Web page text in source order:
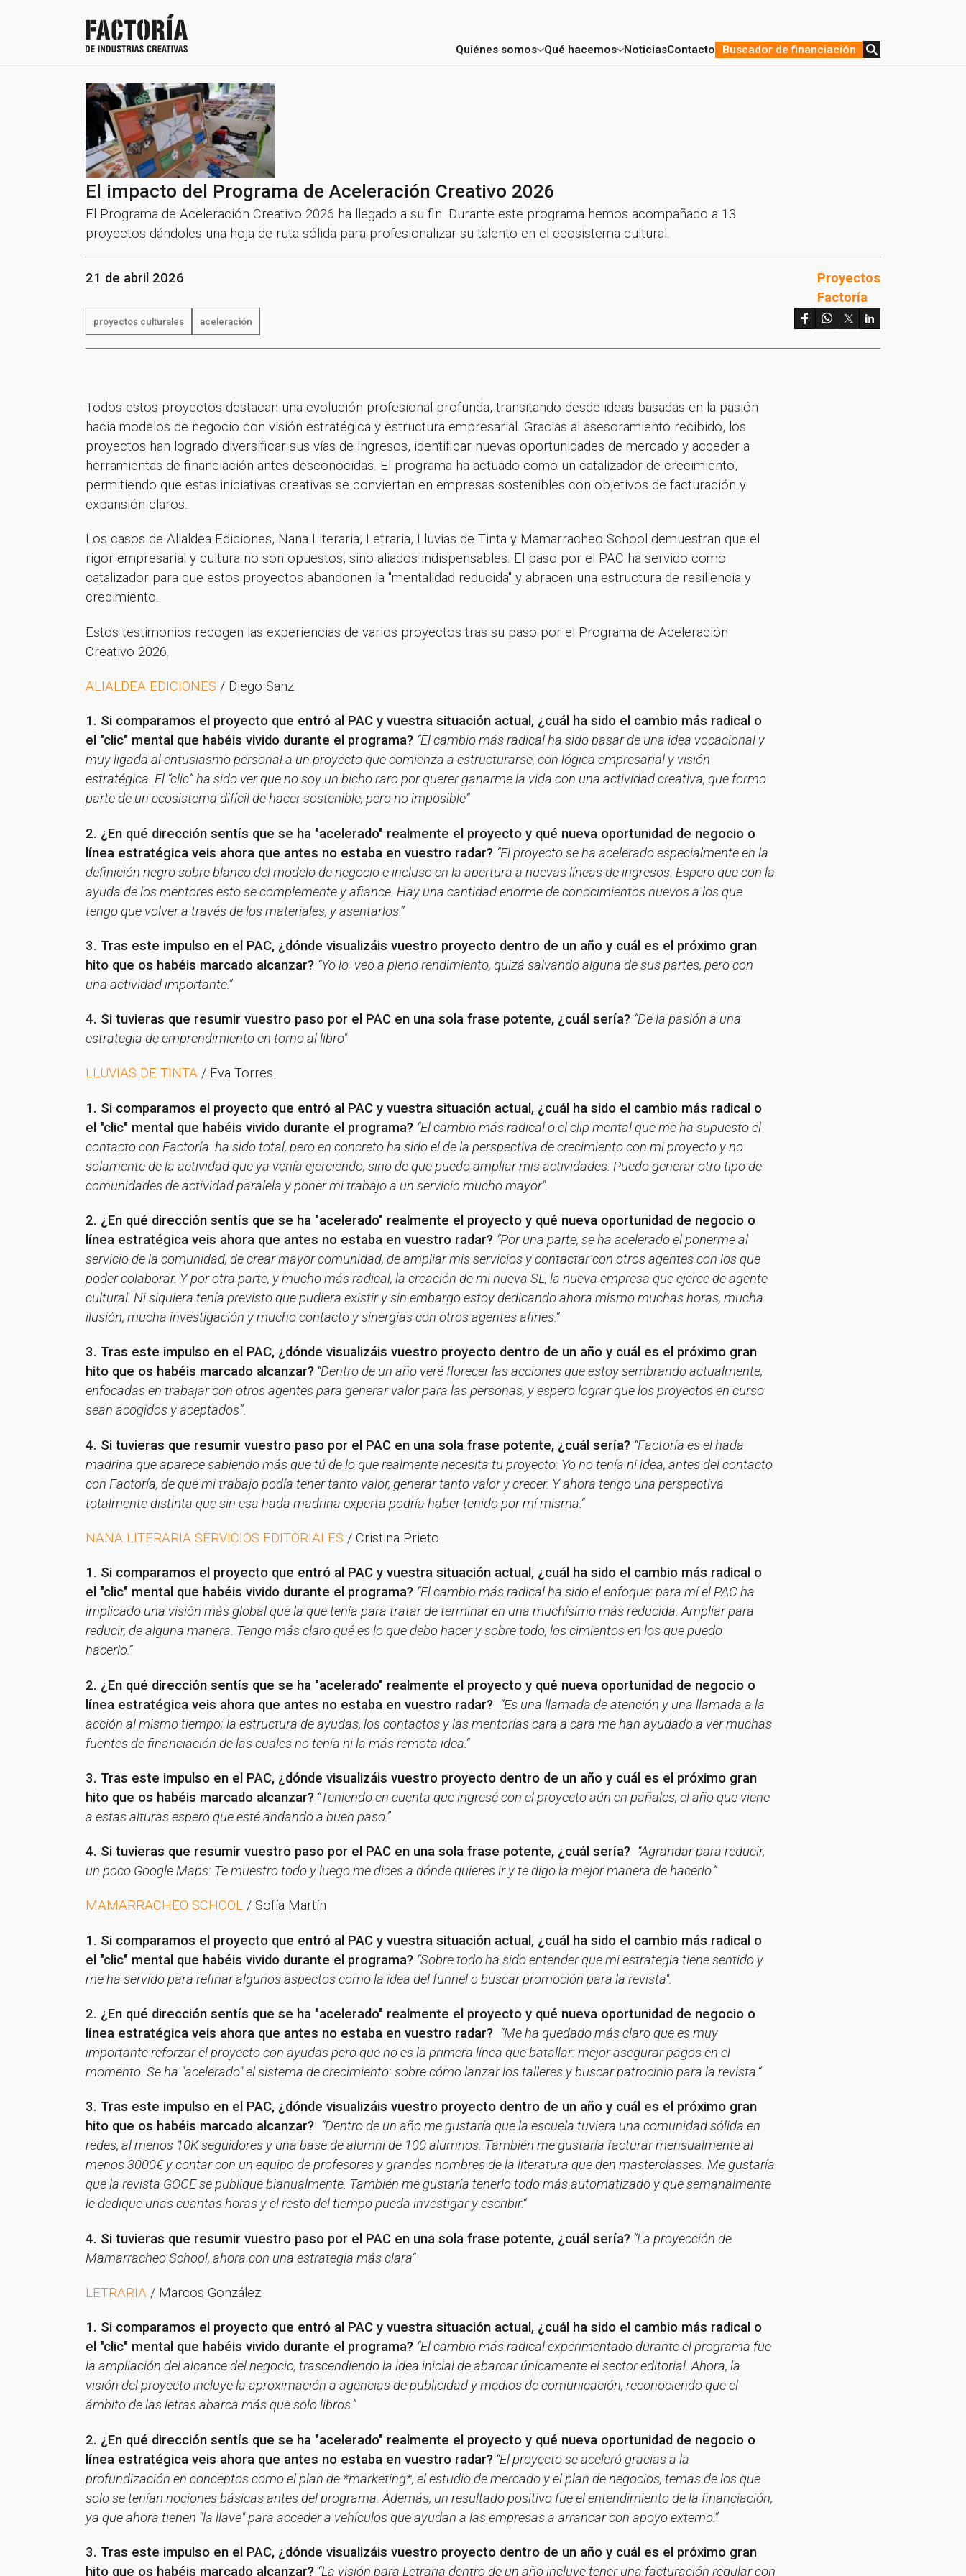
¡Gracias por suscribirte a nuestra newsletter!
¡Gracias por suscribirte a nuestra newsletter!
Quiénes somos
Entidades colaboradoras
Qué hacemos NoticiasContacto Buscador de financiación
El impacto del Programa de Aceleración Creativo 2026
El Programa de Aceleración Creativo 2026 ha llegado a su fin. Durante este programa hemos acompañado a 13
proyectos dándoles una hoja de ruta sólida para profesionalizar su talento en el ecosistema cultural.
21 de abril 2026
Proyectos
Factoría
proyectos culturales aceleración
Todos estos proyectos destacan una evolución profesional profunda, transitando desde ideas basadas en la pasión
hacia modelos de negocio con visión estratégica y estructura empresarial. Gracias al asesoramiento recibido, los
proyectos han logrado diversificar sus vías de ingresos, identificar nuevas oportunidades de mercado y acceder a
herramientas de financiación antes desconocidas. El programa ha actuado como un catalizador de crecimiento,
permitiendo que estas iniciativas creativas se conviertan en empresas sostenibles con objetivos de facturación y
expansión claros.
Los casos de Alialdea Ediciones, Nana Literaria, Letraria, Lluvias de Tinta y Mamarracheo School demuestran que el
rigor empresarial y cultura no son opuestos, sino aliados indispensables. El paso por el PAC ha servido como
catalizador para que estos proyectos abandonen la "mentalidad reducida" y abracen una estructura de resiliencia y
crecimiento.
Estos testimonios recogen las experiencias de varios proyectos tras su paso por el Programa de Aceleración
Creativo 2026.
ALIALDEA EDICIONES / Diego Sanz
1. Si comparamos el proyecto que entró al PAC y vuestra situación actual, ¿cuál ha sido el cambio más radical o
el "clic" mental que habéis vivido durante el programa? “El cambio más radical ha sido pasar de una idea vocacional y
muy ligada al entusiasmo personal a un proyecto que comienza a estructurarse, con lógica empresarial y visión
estratégica. El “clic” ha sido ver que no soy un bicho raro por querer ganarme la vida con una actividad creativa, que formo
parte de un ecosistema difícil de hacer sostenible, pero no imposible”
2. ¿En qué dirección sentís que se ha "acelerado" realmente el proyecto y qué nueva oportunidad de negocio o
línea estratégica veis ahora que antes no estaba en vuestro radar? “El proyecto se ha acelerado especialmente en la
definición negro sobre blanco del modelo de negocio e incluso en la apertura a nuevas líneas de ingresos. Espero que con la
ayuda de los mentores esto se complemente y afiance. Hay una cantidad enorme de conocimientos nuevos a los que
tengo que volver a través de los materiales, y asentarlos.”
3. Tras este impulso en el PAC, ¿dónde visualizáis vuestro proyecto dentro de un año y cuál es el próximo gran
hito que os habéis marcado alcanzar? “Yo lo veo a pleno rendimiento, quizá salvando alguna de sus partes, pero con
una actividad importante.”
4. Si tuvieras que resumir vuestro paso por el PAC en una sola frase potente, ¿cuál sería? “De la pasión a una
estrategia de emprendimiento en torno al libro"
LLUVIAS DE TINTA / Eva Torres
1. Si comparamos el proyecto que entró al PAC y vuestra situación actual, ¿cuál ha sido el cambio más radical o
el "clic" mental que habéis vivido durante el programa? “El cambio más radical o el clip mental que me ha supuesto el
contacto con Factoría ha sido total, pero en concreto ha sido el de la perspectiva de crecimiento con mi proyecto y no
solamente de la actividad que ya venía ejerciendo, sino de que puedo ampliar mis actividades. Puedo generar otro tipo de
comunidades de actividad paralela y poner mi trabajo a un servicio mucho mayor".
2. ¿En qué dirección sentís que se ha "acelerado" realmente el proyecto y qué nueva oportunidad de negocio o
línea estratégica veis ahora que antes no estaba en vuestro radar? “Por una parte, se ha acelerado el ponerme al
servicio de la comunidad, de crear mayor comunidad, de ampliar mis servicios y contactar con otros agentes con los que
poder colaborar. Y por otra parte, y mucho más radical, la creación de mi nueva SL, la nueva empresa que ejerce de agente
cultural. Ni siquiera tenía previsto que pudiera existir y sin embargo estoy dedicando ahora mismo muchas horas, mucha
ilusión, mucha investigación y mucho contacto y sinergias con otros agentes afines.”
3. Tras este impulso en el PAC, ¿dónde visualizáis vuestro proyecto dentro de un año y cuál es el próximo gran
hito que os habéis marcado alcanzar? “Dentro de un año veré florecer las acciones que estoy sembrando actualmente,
enfocadas en trabajar con otros agentes para generar valor para las personas, y espero lograr que los proyectos en curso
sean acogidos y aceptados”.
4. Si tuvieras que resumir vuestro paso por el PAC en una sola frase potente, ¿cuál sería? “Factoría es el hada
madrina que aparece sabiendo más que tú de lo que realmente necesita tu proyecto. Yo no tenía ni idea, antes del contacto
con Factoría, de que mi trabajo podía tener tanto valor, generar tanto valor y crecer. Y ahora tengo una perspectiva
totalmente distinta que sin esa hada madrina experta podría haber tenido por mí misma.”
NANA LITERARIA SERVICIOS EDITORIALES / Cristina Prieto
1. Si comparamos el proyecto que entró al PAC y vuestra situación actual, ¿cuál ha sido el cambio más radical o
el "clic" mental que habéis vivido durante el programa? “El cambio más radical ha sido el enfoque: para mí el PAC ha
implicado una visión más global que la que tenía para tratar de terminar en una muchísimo más reducida. Ampliar para
reducir, de alguna manera. Tengo más claro qué es lo que debo hacer y sobre todo, los cimientos en los que puedo
hacerlo.”
2. ¿En qué dirección sentís que se ha "acelerado" realmente el proyecto y qué nueva oportunidad de negocio o
línea estratégica veis ahora que antes no estaba en vuestro radar? “Es una llamada de atención y una llamada a la
acción al mismo tiempo; la estructura de ayudas, los contactos y las mentorías cara a cara me han ayudado a ver muchas
fuentes de financiación de las cuales no tenía ni la más remota idea.”
3. Tras este impulso en el PAC, ¿dónde visualizáis vuestro proyecto dentro de un año y cuál es el próximo gran
hito que os habéis marcado alcanzar? “Teniendo en cuenta que ingresé con el proyecto aún en pañales, el año que viene
a estas alturas espero que esté andando a buen paso.”
4. Si tuvieras que resumir vuestro paso por el PAC en una sola frase potente, ¿cuál sería? “Agrandar para reducir,
un poco Google Maps: Te muestro todo y luego me dices a dónde quieres ir y te digo la mejor manera de hacerlo.”
MAMARRACHEO SCHOOL/ Sofía Martín
1. Si comparamos el proyecto que entró al PAC y vuestra situación actual, ¿cuál ha sido el cambio más radical o
el "clic" mental que habéis vivido durante el programa? “Sobre todo ha sido entender que mi estrategia tiene sentido y
me ha servido para refinar algunos aspectos como la idea del funnel o buscar promoción para la revista".
2. ¿En qué dirección sentís que se ha "acelerado" realmente el proyecto y qué nueva oportunidad de negocio o
línea estratégica veis ahora que antes no estaba en vuestro radar? “Me ha quedado más claro que es muy
importante reforzar el proyecto con ayudas pero que no es la primera línea que batallar: mejor asegurar pagos en el
momento. Se ha "acelerado" el sistema de crecimiento: sobre cómo lanzar los talleres y buscar patrocinio para la revista.“
3. Tras este impulso en el PAC, ¿dónde visualizáis vuestro proyecto dentro de un año y cuál es el próximo gran
hito que os habéis marcado alcanzar? “Dentro de un año me gustaría que la escuela tuviera una comunidad sólida en
redes, al menos 10K seguidores y una base de alumni de 100 alumnos. También me gustaría facturar mensualmente al
menos 3000€ y contar con un equipo de profesores y grandes nombres de la literatura que den masterclasses. Me gustaría
que la revista GOCE se publique bianualmente. También me gustaría tenerlo todo más automatizado y que semanalmente
le dedique unas cuantas horas y el resto del tiempo pueda investigar y escribir.“
4. Si tuvieras que resumir vuestro paso por el PAC en una sola frase potente, ¿cuál sería? “La proyección de
Mamarracheo School, ahora con una estrategia más clara“
LETRARIA / Marcos González
1. Si comparamos el proyecto que entró al PAC y vuestra situación actual, ¿cuál ha sido el cambio más radical o
el "clic" mental que habéis vivido durante el programa? “El cambio más radical experimentado durante el programa fue
la ampliación del alcance del negocio, trascendiendo la idea inicial de abarcar únicamente el sector editorial. Ahora, la
visión del proyecto incluye la aproximación a agencias de publicidad y medios de comunicación, reconociendo que el
ámbito de las letras abarca más que solo libros.”
2. ¿En qué dirección sentís que se ha "acelerado" realmente el proyecto y qué nueva oportunidad de negocio o
línea estratégica veis ahora que antes no estaba en vuestro radar? “El proyecto se aceleró gracias a la
profundización en conceptos como el plan de *marketing*, el estudio de mercado y el plan de negocios, temas de los que
solo se tenían nociones básicas antes del programa. Además, un resultado positivo fue el entendimiento de la financiación,
ya que ahora tienen "la llave" para acceder a vehículos que ayudan a las empresas a arrancar con apoyo externo.”
3. Tras este impulso en el PAC, ¿dónde visualizáis vuestro proyecto dentro de un año y cuál es el próximo gran
hito que os habéis marcado alcanzar? “La visión para Letraria dentro de un año incluye tener una facturación regular con